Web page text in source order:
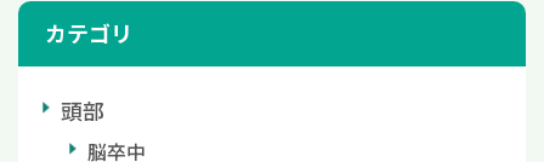
カテゴリ
頭部
脳卒中